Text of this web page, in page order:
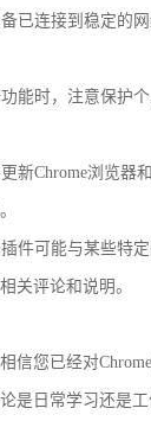
已连接到稳定的
能时，注意保护
新Chrome浏览器
件可能与某些特
关评论和说明。
信您已经对
是日常学习还是